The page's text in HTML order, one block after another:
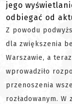
jego
odbiegać od
Z powodu
dla zwiększenia
Warszawie, a
wprowadziło
przenoszenia
rozładowanym.